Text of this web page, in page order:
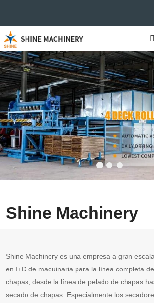
Shine Machinery
Shine Machinery es una empresa a gran
en I+D de maquinaria para la línea completa
chapas, desde la línea de pelado de chapas
secado de chapas. Especialmente los